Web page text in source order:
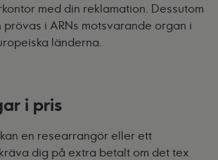
med din reklamation. Dessutom
prövas i ARNs motsvarande organ i
länderna.
i pris
en researrangör eller ett
dig på extra betalt om det tex